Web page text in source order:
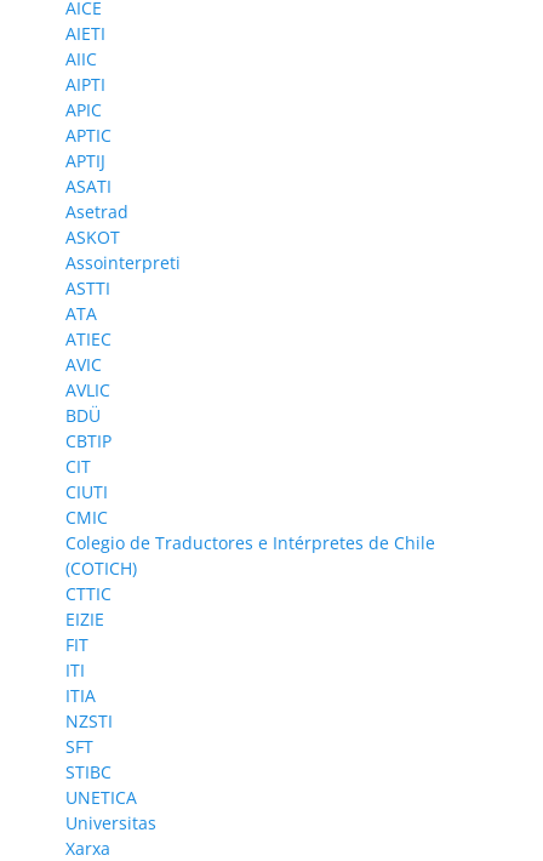
AICE
AIETI
AIIC
AIPTI
APIC
APTIC
APTIJ
ASATI
Asetrad
ASKOT
Assointerpreti
ASTTI
ATA
ATIEC
AVIC
AVLIC
BDÜ
CBTIP
CIT
CIUTI
CMIC
Colegio de Traductores e Intérpretes de Chile
(COTICH)
CTTIC
EIZIE
FIT
ITI
ITIA
NZSTI
SFT
STIBC
UNETICA
Universitas
Xarxa